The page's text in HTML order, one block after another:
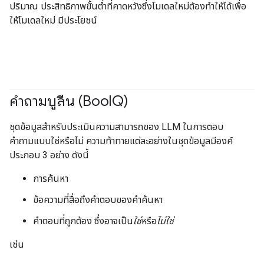
ปริมาณ ประสิทธิภาพขั้นต่ำที่คาดหวังซึ่งโมเดลใหม่ต้องทำให้ได้เพื่อ
ให้โมเดลใหม่ มีประโยชน์
คำถามบูลีน (BoolQ)
ชุดข้อมูลสำหรับประเมินความสามารถของ LLM ในการตอบ
คำถามแบบใช่หรือไม่ ความท้าทายแต่ละอย่างในชุดข้อมูลมีองค์
ประกอบ 3 อย่าง ดังนี้
การค้นหา
ข้อความที่สื่อถึงคำตอบของคำค้นหา
คำตอบที่ถูกต้อง ซึ่งอาจเป็นใช่หรือไม่ใช่
เช่น